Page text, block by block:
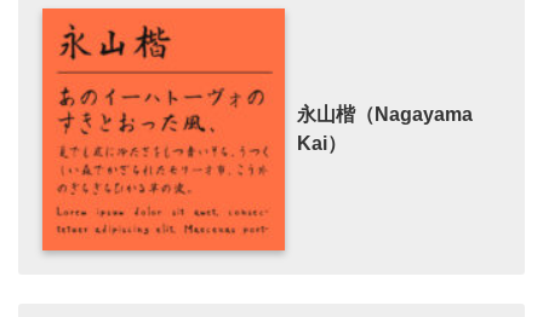
永山楷（Nagayama
Kai）